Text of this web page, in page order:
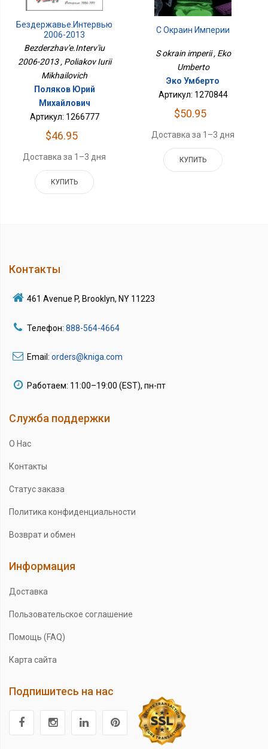
Бездержавье.Интервью
2006-2013
Bezderzhav'e.Interv'iu
2006-2013 , Poliakov Iurii
Mikhailovich
Поляков Юрий
Михайлович
Артикул: 1266777
$46.95
Доставка за 1–3 дня
КУПИТЬ
С Окраин Империи
S okrain imperii , Eko
Umberto
Эко Умберто
Артикул: 1270844
$50.95
Доставка за 1–3 дня
КУПИТЬ
Контакты
461 Avenue P, Brooklyn, NY 11223
Телефон: 888-564-4664
Email: orders@kniga.com
Работаем: 11:00–19:00 (EST), пн-пт
Служба поддержки
О Нас
Контакты
Статус заказа
Политика конфиденциальности
Возврат и обмен
Информация
Доставка
Пользовательское соглашение
Помощь (FAQ)
Карта сайта
Подпишитесь на нас